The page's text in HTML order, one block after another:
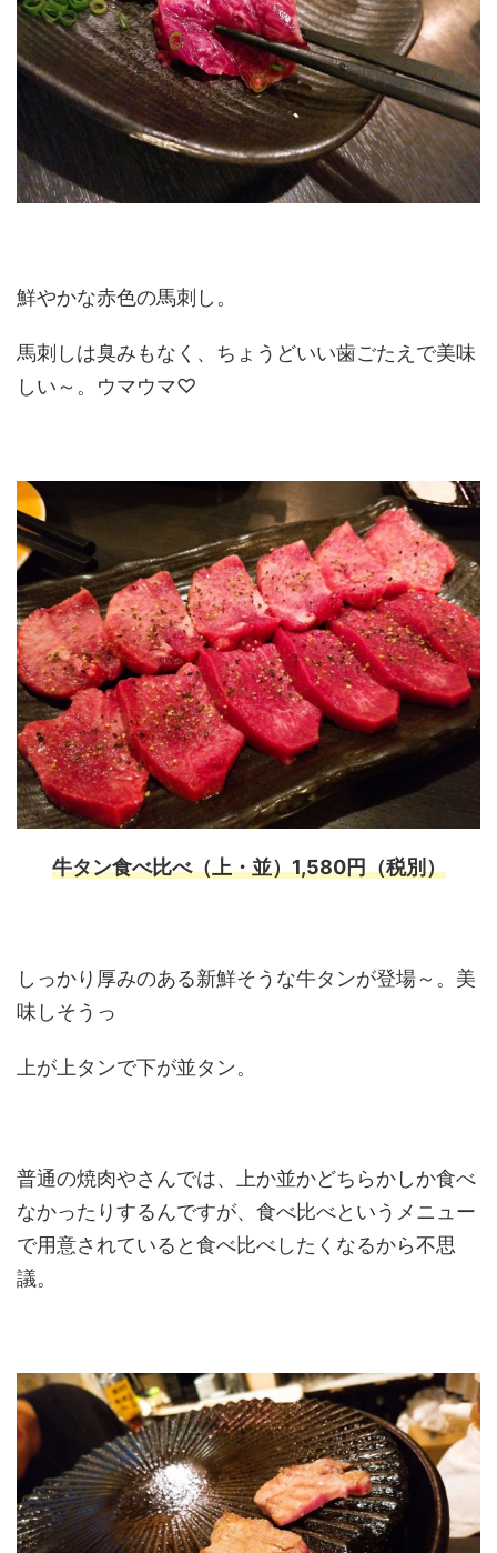
鮮やかな赤色の馬刺し。
馬刺しは臭みもなく、ちょうどいい歯ごたえで美味
しい～。ウマウマ♡
牛タン食べ比べ（上・並）1,580円（税別）
しっかり厚みのある新鮮そうな牛タンが登場～。美
味しそうっ
上が上タンで下が並タン。
普通の焼肉やさんでは、上か並かどちらかしか食べ
なかったりするんですが、食べ比べというメニュー
で用意されていると食べ比べしたくなるから不思
議。